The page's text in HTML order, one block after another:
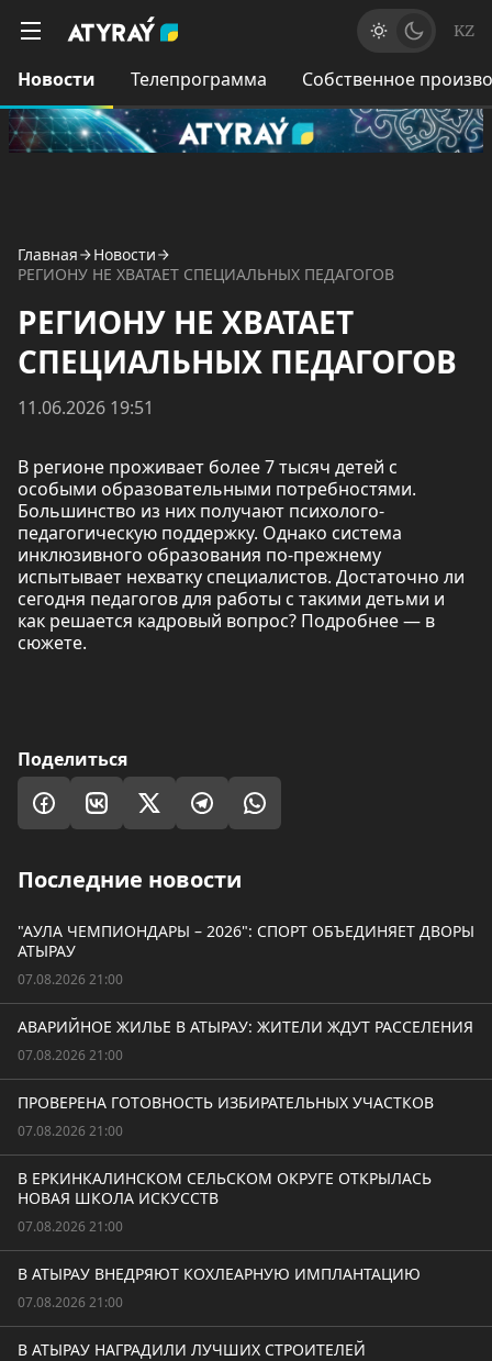
KZ
Новости Телепрограмма Собственное
Главная
Новости
РЕГИОНУ НЕ ХВАТАЕТ СПЕЦИАЛЬНЫХ ПЕДАГОГОВ
РЕГИОНУ НЕ ХВАТАЕТ
СПЕЦИАЛЬНЫХ ПЕДАГОГОВ
11.06.2026 19:51
В регионе проживает более 7 тысяч детей с
особыми образовательными потребностями.
Большинство из них получают психолого-
педагогическую поддержку. Однако система
инклюзивного образования по-прежнему
испытывает нехватку специалистов. Достаточно ли
сегодня педагогов для работы с такими детьми и
как решается кадровый вопрос? Подробнее — в
сюжете.
Поделиться
Последние новости
"АУЛА ЧЕМПИОНДАРЫ – 2026": СПОРТ ОБЪЕДИНЯЕТ ДВОРЫ
АТЫРАУ
07.08.2026 21:00
АВАРИЙНОЕ ЖИЛЬЕ В АТЫРАУ: ЖИТЕЛИ ЖДУТ РАССЕЛЕНИЯ
07.08.2026 21:00
ПРОВЕРЕНА ГОТОВНОСТЬ ИЗБИРАТЕЛЬНЫХ УЧАСТКОВ
07.08.2026 21:00
В ЕРКИНКАЛИНСКОМ СЕЛЬСКОМ ОКРУГЕ ОТКРЫЛАСЬ
НОВАЯ ШКОЛА ИСКУССТВ
07.08.2026 21:00
В АТЫРАУ ВНЕДРЯЮТ КОХЛЕАРНУЮ ИМПЛАНТАЦИЮ
07.08.2026 21:00
В АТЫРАУ НАГРАДИЛИ ЛУЧШИХ СТРОИТЕЛЕЙ